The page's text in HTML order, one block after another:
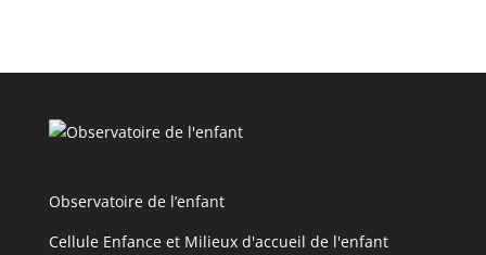
Observatoire de l’enfant
Cellule Enfance et Milieux d'accueil de l'enfant